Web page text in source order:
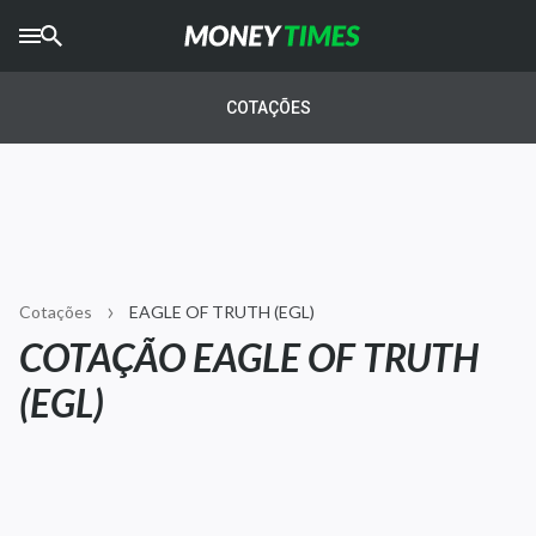
AGROTIMES
Newsletters
Money Trader
Anuncie
COTAÇÕES
Cotações EAGLE OF TRUTH (EGL)
COTAÇÃO EAGLE OF TRUTH
(EGL)